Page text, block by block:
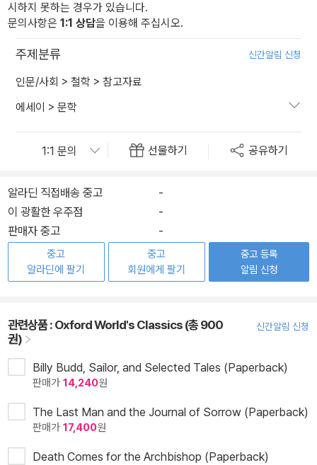
시하지 못하는 경우가 있습니다.
문의사항은 1:1 상담을 이용해 주십시오.
주제분류 신간알림 신청
인문/사회 > 철학 > 참고자료
에세이 > 문학
선물하기 공유하기
알라딘 직접배송 중고
-
이 광활한 우주점
-
판매자 중고
-
중고
알라딘에 팔기
중고
회원에게 팔기
중고 등록
알림 신청
관련상품 :Oxford World's Classics (총 900
권)
신간알림 신청
Billy Budd, Sailor, and Selected Tales (Paperback)
판매가 14,240원
The Last Man and the Journal of Sorrow (Paperback)
판매가 17,400원
Death Comes for the Archbishop (Paperback)